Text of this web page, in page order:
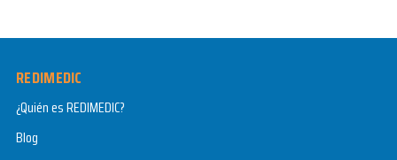
REDIMEDIC
¿Quién es REDIMEDIC?
Blog